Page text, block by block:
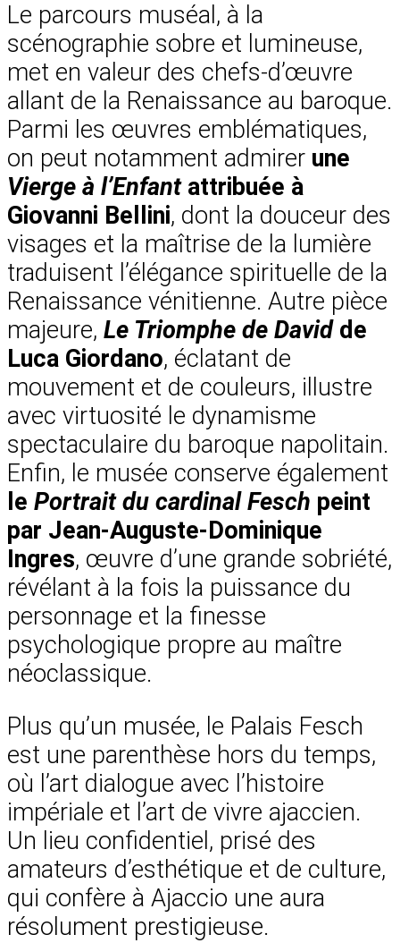
Le parcours muséal, à la
scénographie sobre et lumineuse,
met en valeur des chefs-d’œuvre
allant de la Renaissance au baroque.
Parmi les œuvres emblématiques,
on peut notamment admirer une
Vierge à l’Enfantattribuée à
Giovanni Bellini, dont la douceur des
visages et la maîtrise de la lumière
traduisent l’élégance spirituelle de la
Renaissance vénitienne. Autre pièce
majeure, Le Triomphe de Davidde
Luca Giordano, éclatant de
mouvement et de couleurs, illustre
avec virtuosité le dynamisme
spectaculaire du baroque napolitain.
Enfin, le musée conserve également
le Portrait du cardinal Fesch peint
par Jean-Auguste-Dominique
Ingres, œuvre d’une grande sobriété,
révélant à la fois la puissance du
personnage et la finesse
psychologique propre au maître
néoclassique.
Plus qu’un musée, le Palais Fesch
est une parenthèse hors du temps,
où l’art dialogue avec l’histoire
impériale et l’art de vivre ajaccien.
Un lieu confidentiel, prisé des
amateurs d’esthétique et de culture,
qui confère à Ajaccio une aura
résolument prestigieuse.